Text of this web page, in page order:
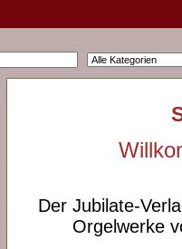
Der Jubilate-
Orgelwerke